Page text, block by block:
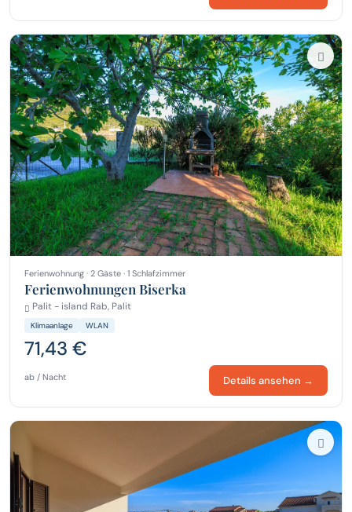
Ferienwohnung · 2 Gäste · 1 Schlafzimmer
Ferienwohnungen Biserka
Palit - island Rab, Palit
Klimaanlage WLAN
71,43 €
ab / Nacht Details ansehen →